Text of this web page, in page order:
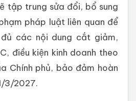
tập trung sửa đổi, bổ sung
pháp luật liên quan để
các nội dung cắt giảm,
điều kiện kinh doanh theo
Chính phủ, bảo đảm hoàn
3/2027.